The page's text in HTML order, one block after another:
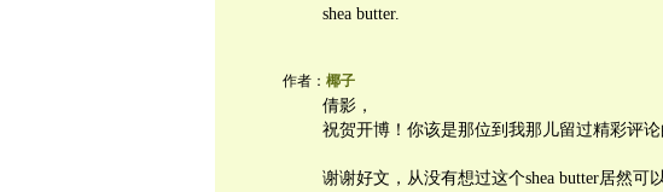
shea butter.
作者： 椰子
倩影，
祝贺开博！你该是那位到我那儿留过精彩评论
谢谢好文，从没有想过这个shea butter居然可